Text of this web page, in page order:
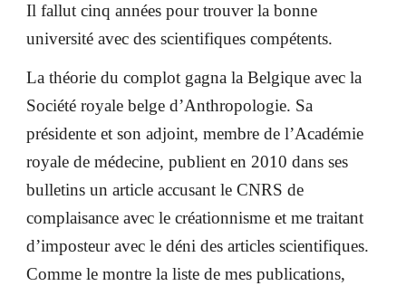
Il fallut cinq années pour trouver la bonne
université avec des scientifiques compétents.
La théorie du complot gagna la Belgique avec la
Société royale belge d’Anthropologie. Sa
présidente et son adjoint, membre de l’Académie
royale de médecine, publient en 2010 dans ses
bulletins un article accusant le CNRS de
complaisance avec le créationnisme et me traitant
d’imposteur avec le déni des articles scientifiques.
Comme le montre la liste de mes publications,